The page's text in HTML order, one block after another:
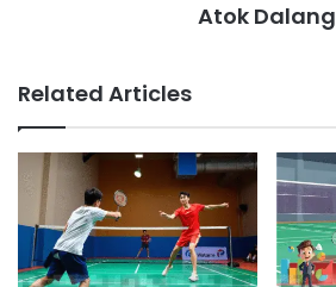
Atok Dalang
Related Articles